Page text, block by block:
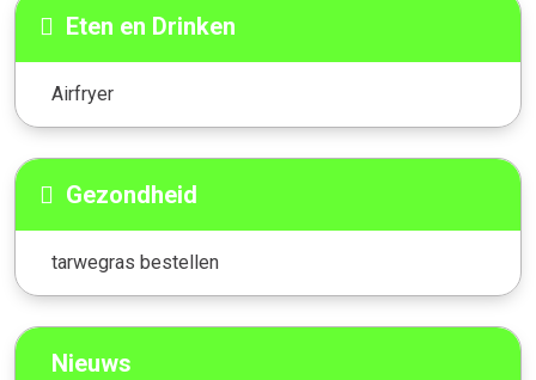
Eten en Drinken
Airfryer
Gezondheid
tarwegras bestellen
Nieuws